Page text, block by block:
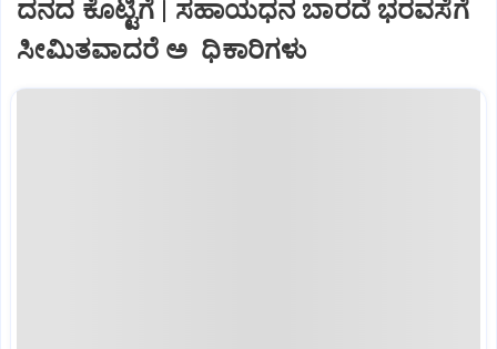
ದನದ ಕೊಟ್ಟಿಗೆ | ಸಹಾಯಧನ ಬಾರದೆ ಭರವಸೆಗೆ
ಸೀಮಿತವಾದರೆ ಅ ಧಿಕಾರಿಗಳು